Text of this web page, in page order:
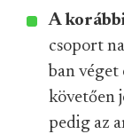
A
csoport
ban véget
követően
pedig az